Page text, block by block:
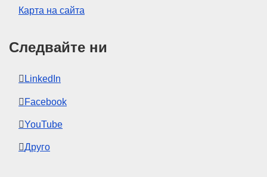
Карта на сайта
Следвайте ни
LinkedIn
Facebook
YouTube
Друго